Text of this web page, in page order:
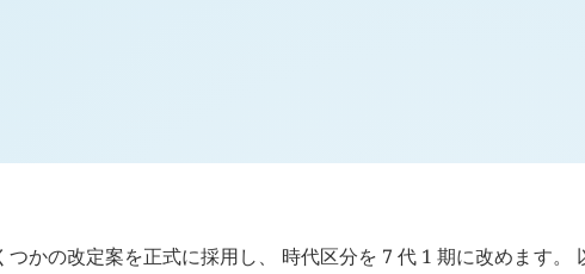
かの改定案を正式に採用し、 時代区分を 7 代 1 期に改めます。